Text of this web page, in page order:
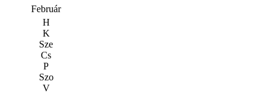
Február
H
K
Sze
Cs
P
Szo
V